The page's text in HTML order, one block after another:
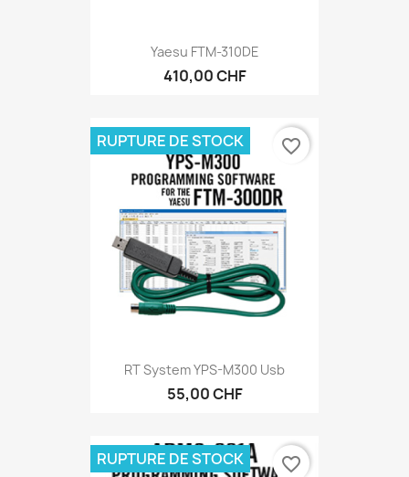
Yaesu FTM-310DE
410,00 CHF
RT System YPS-M300 Usb
55,00 CHF
RUPTURE DE STOCK favorite_border
RUPTURE DE STOCK favorite_border